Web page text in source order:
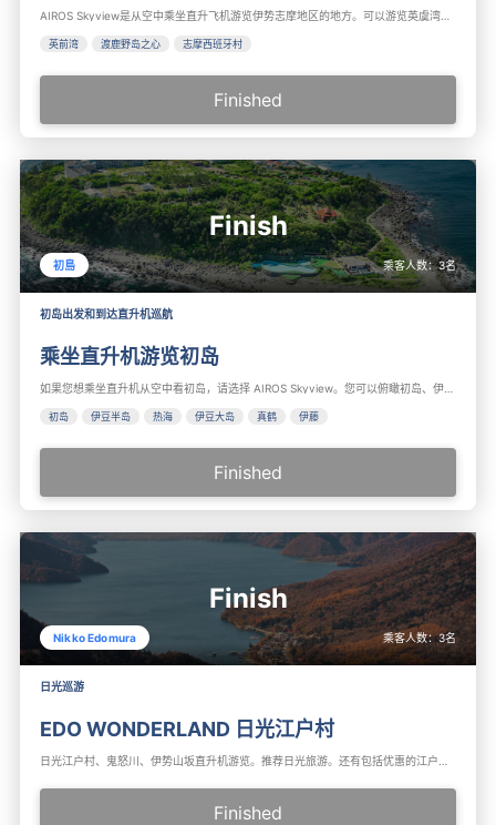
英前湾 渡鹿野岛之心 志摩西班牙村
Finished
Finish
初岛出发和到达直升机巡航
乘坐直升机游览初岛
初島 乘客人数：3名
初岛 伊豆半岛 热海 伊豆大岛 真鹤 伊藤
Finished
Finish
日光巡游
EDO WONDERLAND 日光江户村
Nikko Edomura 乘客人数：3名
Finished